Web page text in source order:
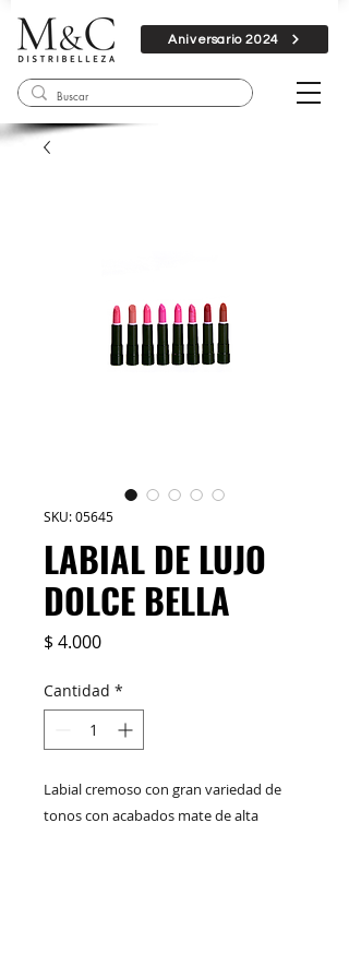
Aniversario 2024
SKU: 05645
LABIAL DE LUJO
DOLCE BELLA
$ 4.000Precio
Cantidad *
Labial cremoso con gran variedad de
tonos con acabados mate de alta